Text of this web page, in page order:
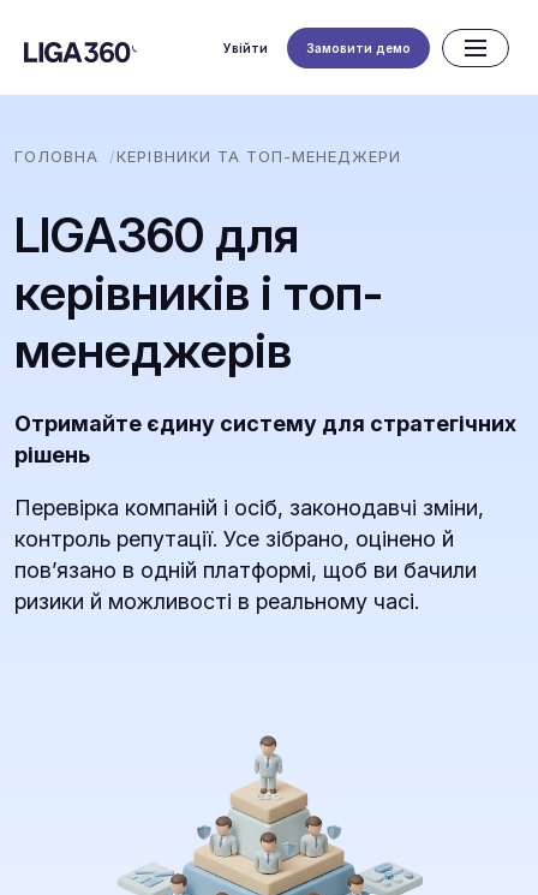
Увійти Замовити демо
ГОЛОВНА КЕРІВНИКИ ТА ТОП-МЕНЕДЖЕРИ
LIGA360 для
керівників і топ-
менеджерів
Отримайте єдину систему для стратегічних
рішень
Перевірка компаній і осіб, законодавчі зміни,
контроль репутації. Усе зібрано, оцінено й
повʼязано в одній платформі, щоб ви бачили
ризики й можливості в реальному часі.